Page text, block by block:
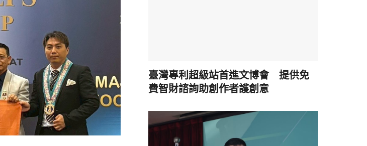
臺灣專利超級站首進文博會 提供免
費智財諮詢助創作者護創意